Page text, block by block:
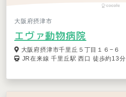
大阪府摂津市
エヴァ動物病院
大阪府摂津市千里丘５丁目１６−６
JR在来線 千里丘駅 西口 徒歩約13分